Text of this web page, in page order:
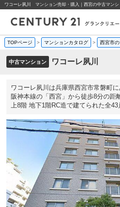
ワコーレ夙川 マンション売却・購入｜西宮の中古マン
TOPページ > マンションカタログ > 西宮市
中古マンション ワコーレ夙川
ワコーレ夙川は兵庫県西宮市常磐町
阪神本線の「西宮」から徒歩8分の距
上8階 地下1階RC造で建てられた全43